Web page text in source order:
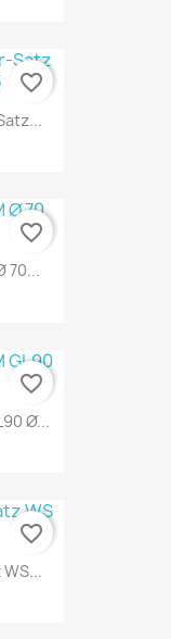
favorite_border
70...
favorite_border
Ø...
favorite_border
favorite_border